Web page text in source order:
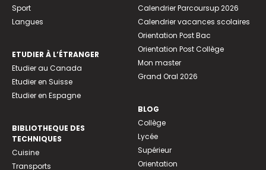
Sport
Langues
ETUDIER À L’ÉTRANGER
Etudier au Canada
Etudier en Suisse
Etudier en Espagne
BIBLIOTHEQUE DES
TECHNIQUES
Cuisine
Transports
Calendrier Parcoursup 2026
Calendrier vacances scolaires
Orientation Post Bac
Orientation Post Collège
Mon master
Grand Oral 2026
BLOG
Collège
Lycée
Supérieur
Orientation